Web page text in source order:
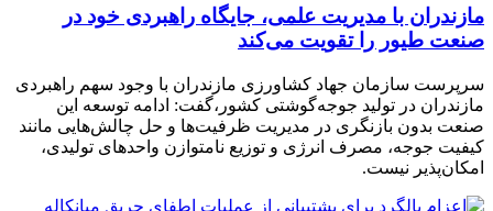
مازندران با مدیریت علمی، جایگاه راهبردی خود در
صنعت طیور را تقویت می‌کند
سرپرست سازمان جهاد کشاورزی مازندران با وجود سهم راهبردی
مازندران در تولید جوجه‌گوشتی کشور،گفت: ادامه توسعه این
صنعت بدون بازنگری در مدیریت ظرفیت‌ها و حل چالش‌هایی مانند
کیفیت جوجه، مصرف انرژی و توزیع نامتوازن واحدهای تولیدی،
امکان‌پذیر نیست.